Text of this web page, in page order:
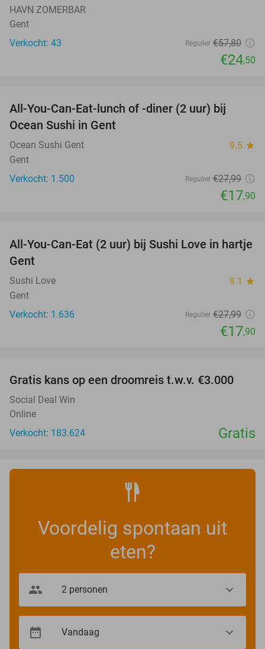
HAVN ZOMERBAR
Gent
Verkocht: 43
Regulier €57,80
€24,50
All-You-Can-Eat-lunch of -diner (2 uur) bij
Ocean Sushi in Gent
Ocean Sushi Gent 9.5 star
Gent
Verkocht: 1.500
Regulier €27,99
€17,90
36%
All-You-Can-Eat (2 uur) bij Sushi Love in hartje
Gent
Sushi Love 9.1 star
Gent
Verkocht: 1.636
Regulier €27,99
€17,90
Gratis kans op een droomreis t.w.v. €3.000
Social Deal Win
Online
Verkocht: 183.624
Gratis
Voordelig spontaan uit
eten?